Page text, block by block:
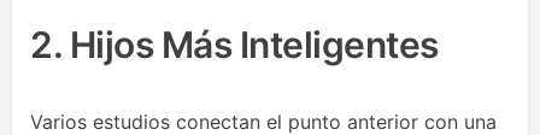
2. Hijos Más Inteligentes
Varios estudios conectan el punto anterior con una